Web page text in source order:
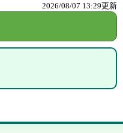
2026/08/07 13:29更新